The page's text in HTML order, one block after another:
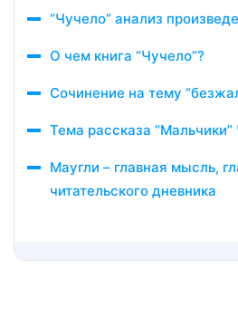
“Чучело” анализ
О чем книга “Чучело”?
Сочинение на тему
Тема рассказа “Мальчики”
Маугли – главная мысль,
читательского дневника